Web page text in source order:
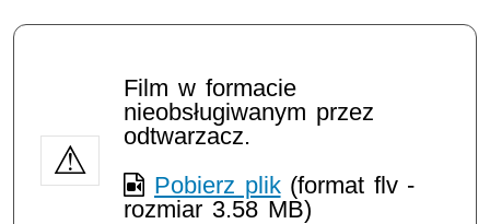
Film w formacie
nieobsługiwanym przez
odtwarzacz.
Pobierz plik(format flv -
rozmiar 3.58 MB)